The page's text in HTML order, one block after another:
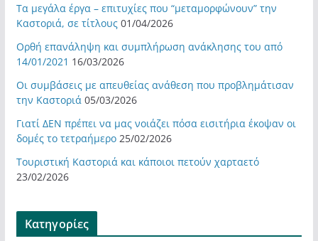
Τα μεγάλα έργα – επιτυχίες που “μεταμορφώνουν” την
Καστοριά, σε τίτλους 01/04/2026
Ορθή επανάληψη και συμπλήρωση ανάκλησης του από
14/01/2021 16/03/2026
Οι συμβάσεις με απευθείας ανάθεση που προβλημάτισαν
την Καστοριά 05/03/2026
Γιατί ΔΕΝ πρέπει να μας νοιάζει πόσα εισιτήρια έκοψαν οι
δομές το τετραήμερο 25/02/2026
Τουριστική Καστοριά και κάποιοι πετούν χαρταετό
23/02/2026
Kατηγορίες